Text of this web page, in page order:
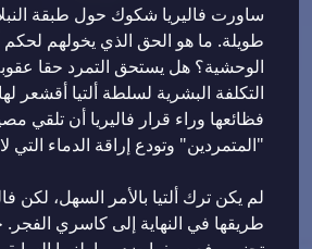
ساورت فاليريا شكوك حول طبقة
طويلة. ما هو الحق الذي يخولهم لحكم
الوحشية؟ هل يستحق التمرد حقا
التكلفة البشرية لسلطة ألتيا أقشعر
فظائعها وراء قرار فاليريا أن تلقي
"المتمردين" وتودع إراقة الدماء التي
لم يكن ترك ألتيا بالأمر السهل، لكن
طريقها في النهاية إلى كاسري الفجر.